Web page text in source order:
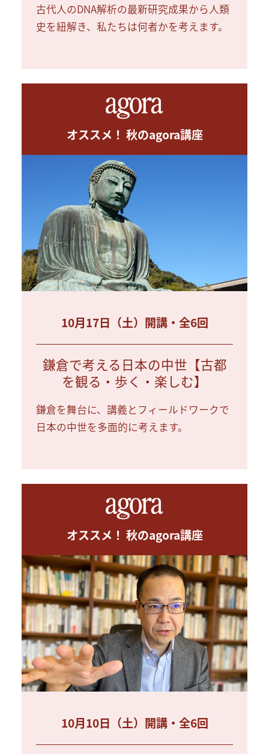
古代人のDNA解析の最新研究成果から人類
史を紐解き、私たちは何者かを考えます。
オススメ！ 秋のagora講座
10月17日（土）開講・全6回
鎌倉で考える日本の中世【古都
を観る・歩く・楽しむ】
鎌倉を舞台に、講義とフィールドワークで
日本の中世を多面的に考えます。
オススメ！ 秋のagora講座
10月10日（土）開講・全6回